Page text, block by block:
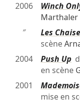
2006
Winch
Marthaler
″
Les
scène
2004
Push Up
en scène
2001
mise en